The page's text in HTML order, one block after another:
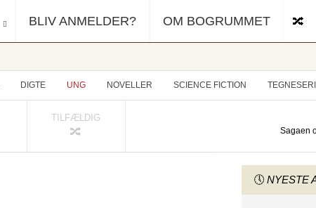
BLIV ANMELDER? OM BOGRUMMET
DIGTE UNG NOVELLER SCIENCE FICTION
TILFÆLDIG
Sagaen
NYESTE